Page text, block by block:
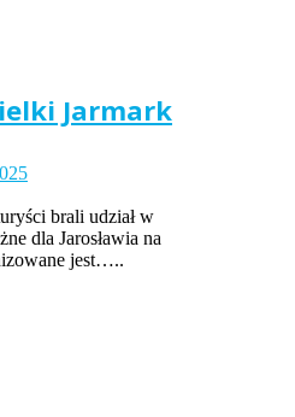
Jarmark
brali udział w
dla Jarosławia na
jest…..